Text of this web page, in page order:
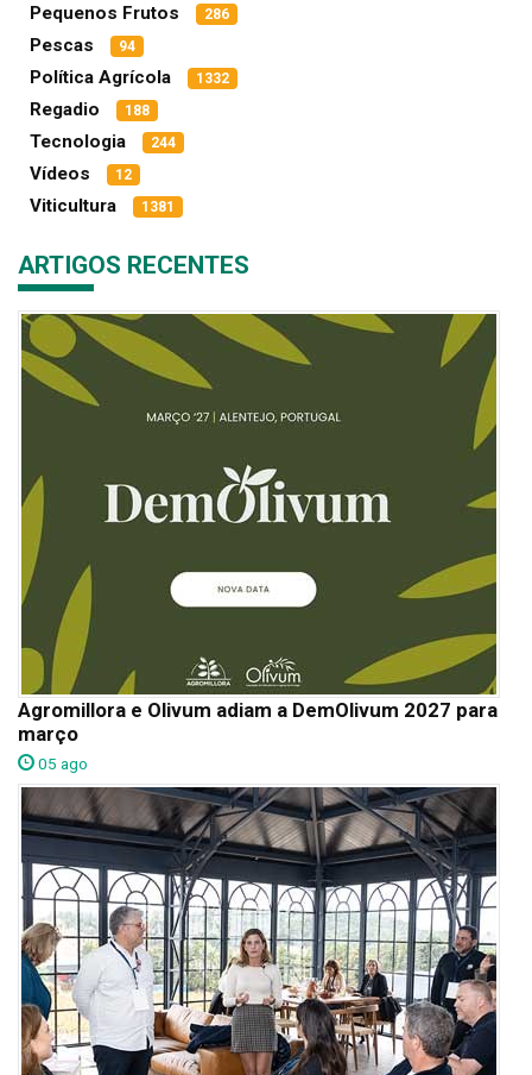
Pequenos Frutos 286
Pescas 94
Política Agrícola 1332
Regadio 188
Tecnologia 244
Vídeos 12
Viticultura 1381
ARTIGOS RECENTES
Agromillora e Olivum adiam a DemOlivum 2027 para
março
05 ago